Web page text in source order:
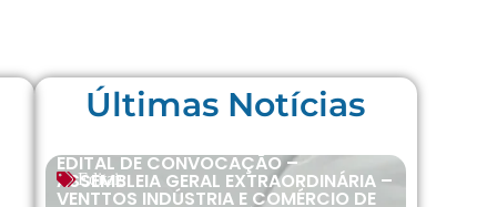
Últimas Notícias
Editais
EDITAL DE CONVOCAÇÃO –
ASSEMBLEIA GERAL EXTRAORDINÁRIA –
VENTTOS INDÚSTRIA E COMÉRCIO DE